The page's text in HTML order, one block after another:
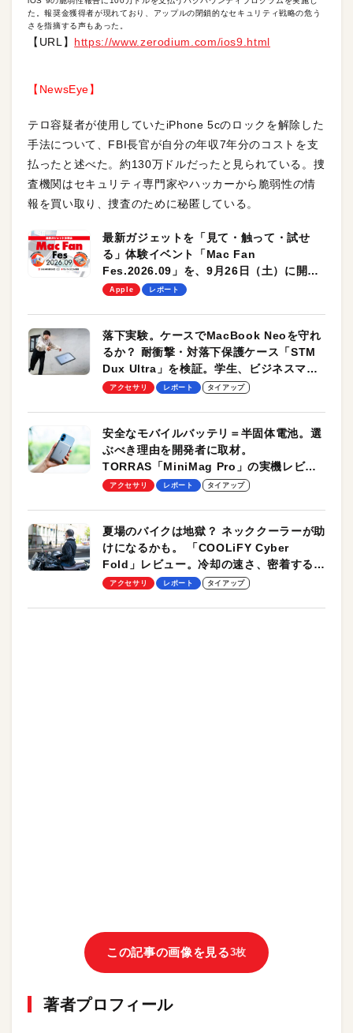
た。報奨金獲得者が現れており、アップルの閉鎖的なセキュリティ戦略の危う
さを指摘する声もあった。
【URL】 https://www.zerodium.com/ios9.html
【NewsEye】
テロ容疑者が使用していたiPhone 5cのロックを解除した
手法について、FBI長官が自分の年収7年分のコストを支
払ったと述べた。約130万ドルだったと見られている。捜
査機関はセキュリティ専門家やハッカーから脆弱性の情
報を買い取り、捜査のために秘匿している。
最新ガジェットを「見て・触って・試せ
る」体験イベント「Mac Fan
Fes.2026.09」を、9月26日（土）に開催
します！
Apple レポート
落下実験。ケースでMacBook Neoを守れ
るか？ 耐衝撃・対落下保護ケース「STM
Dux Ultra」を検証。学生、ビジネスマン
のモバイルユースに最適！
アクセサリ レポート タイアップ
安全なモバイルバッテリ＝半固体電池。選
ぶべき理由を開発者に取材。
TORRAS「MiniMag Pro」の実機レビュ
ーも
アクセサリ レポート タイアップ
夏場のバイクは地獄？ ネッククーラーが助
けになるかも。 「COOLiFY Cyber
Fold」レビュー。冷却の速さ、密着する冷
却プレート、シンプルな操作性がグッド！
アクセサリ レポート タイアップ
この記事の画像を見る3枚
著者プロフィール